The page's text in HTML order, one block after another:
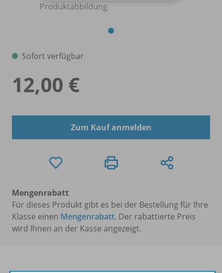
Produktabbildung
Sofort verfügbar
12,00 €
Zum Kauf anmelden
Mengenrabatt
Für dieses Produkt gibt es bei der Bestellung für Ihre
Klasse einen Mengenrabatt. Der rabattierte Preis
wird Ihnen an der Kasse angezeigt.